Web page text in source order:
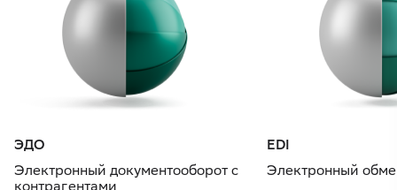
ЭДО
Электронный документооборот с
контрагентами
EDI
Электронный